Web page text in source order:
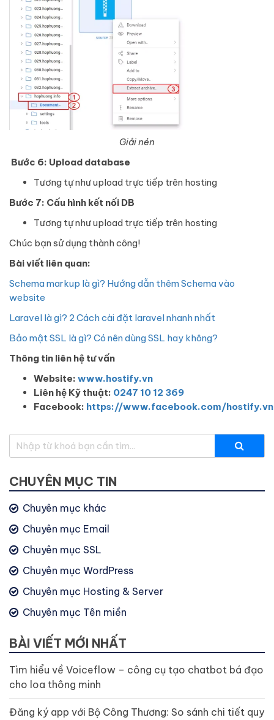
Giải nén
Bước 6: Upload database
Tương tự như upload trực tiếp trên hosting
Bước 7: Cấu hình kết nối DB
Tương tự như upload trực tiếp trên hosting
Chúc bạn sử dụng thành công!
Bài viết liên quan:
Schema markup là gì? Hướng dẫn thêm Schema vào
website
Laravel là gì? 2 Cách cài đặt laravel nhanh nhất
Bảo mật SSL là gì? Có nên dùng SSL hay không?
Thông tin liên hệ tư vấn
Website: www.hostify.vn
Liên hệ Kỹ thuật: 0247 10 12 369
Facebook: https://www.facebook.com/hostify.vn
CHUYÊN MỤC TIN
Chuyên mục khác
Chuyên mục Email
Chuyên mục SSL
Chuyên mục WordPress
Chuyên mục Hosting & Server
Chuyên mục Tên miền
BÀI VIẾT MỚI NHẤT
Tìm hiểu về Voiceflow – công cụ tạo chatbot bá đạo
cho loa thông minh
Đăng ký app với Bộ Công Thương: So sánh chi tiết quy